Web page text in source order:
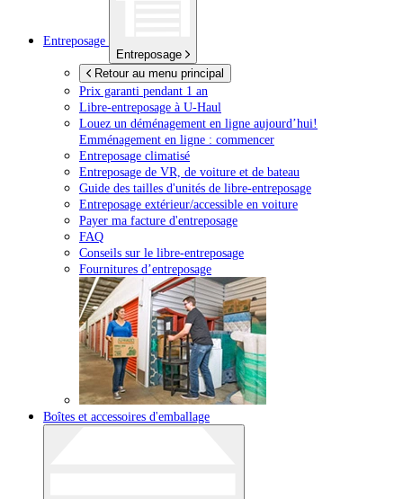
Entreposage
Entreposage
Retour au menu principal
Prix garanti pendant 1 an
Libre-entreposage à U-Haul
Louez un déménagement en ligne aujourd’hui!
Emménagement en ligne : commencer
Entreposage climatisé
Entreposage de VR, de voiture et de bateau
Guide des tailles d'unités de libre-entreposage
Entreposage extérieur/accessible en voiture
Payer ma facture d'entreposage
FAQ
Conseils sur le libre-entreposage
Fournitures d’entreposage
Boîtes et accessoires d'emballage